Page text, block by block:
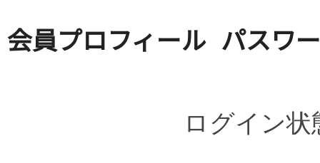
会員プロフィール パスワ
ログイン